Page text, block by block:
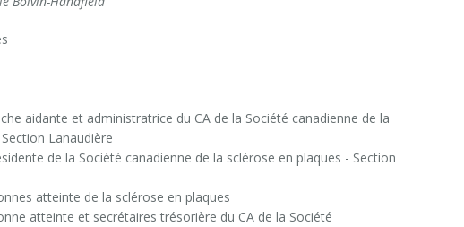
aidante et administratrice du CA de la Société canadienne de la
Lanaudière
de la Société canadienne de la sclérose en plaques - Section
atteinte de la sclérose en plaques
atteinte et secrétaires trésorière du CA de la Société